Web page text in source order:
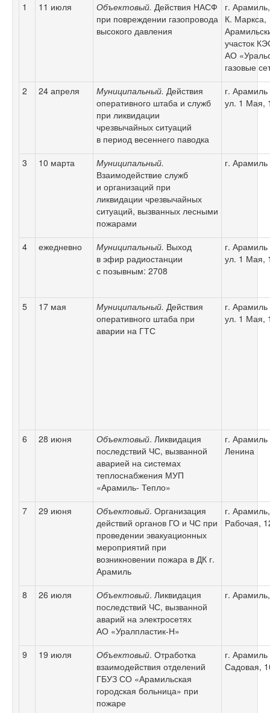
1 11 июля Объектовый. Действия НАСФ
при повреждении газопровода
высокого давления
г.
К. Маркса,
участок
АО
газовые
2
24 апреля Муниципальный. Действия
оперативного штаба и служб
при ликвидации
чрезвычайных ситуаций
в период весеннего паводка
г. Арамиль
ул. 1 Мая,
3 10 марта
Муниципальный.
Взаимодействие служб
и организаций при
ликвидации чрезвычайных
ситуаций, вызванных лесными
пожарами
г. Арамиль
4 ежедневно Муниципальный. Выход
в эфир радиостанции
с позывным: 2708
г. Арамиль
ул. 1 Мая,
5 17 мая Муниципальный. Действия
оперативного штаба при
аварии на ГТС
г. Арамиль
ул. 1 Мая,
6 28 июня Объектовый. Ликвидация
последствий ЧС, вызванной
аварией на системах
теплоснабжения МУП
«Арамиль- Тепло»
г. Арамиль
Ленина
7 29 июня Объектовый. Организация
действий органов ГО и ЧС при
проведении эвакуационных
мероприятий при
возникновении пожара в ДК г.
Арамиль
г.
Рабочая,
8 26 июля Объектовый. Ликвидация
последствий ЧС, вызванной
аварий на электросетях
АО «Уралпластик-Н»
г. Арамиль,
9 19 июля Объектовый. Отработка
взаимодействия отделений
ГБУЗ СО «Арамильская
городская больница» при
пожаре
г. Арамиль
Садовая,